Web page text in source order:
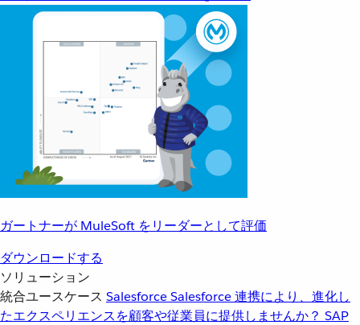
ガートナーが MuleSoft をリーダーとして評価
ダウンロードする
ソリューション
統合ユースケース SalesforceSalesforce 連携により、進化し
たエクスペリエンスを顧客や従業員に提供しませんか？ SAP